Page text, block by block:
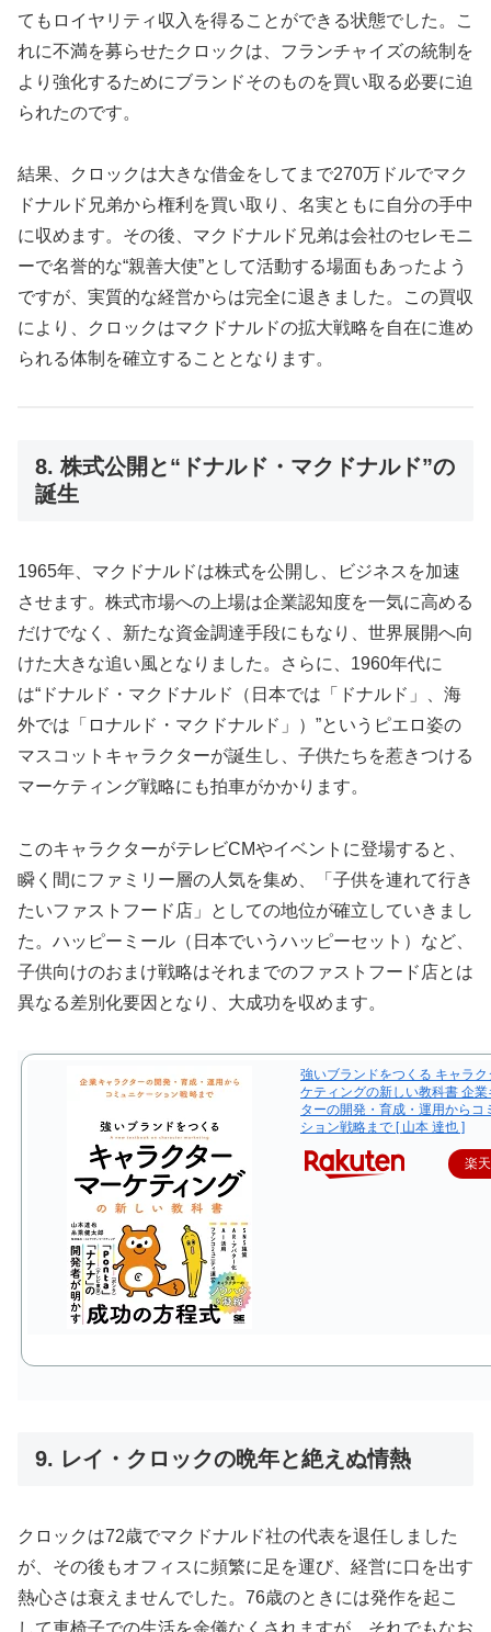
てもロイヤリティ収入を得ることができる状態でした。こ
れに不満を募らせたクロックは、フランチャイズの統制を
より強化するためにブランドそのものを買い取る必要に迫
られたのです。
結果、クロックは大きな借金をしてまで270万ドルでマク
ドナルド兄弟から権利を買い取り、名実ともに自分の手中
に収めます。その後、マクドナルド兄弟は会社のセレモニ
ーで名誉的な“親善大使”として活動する場面もあったよう
ですが、実質的な経営からは完全に退きました。この買収
により、クロックはマクドナルドの拡大戦略を自在に進め
られる体制を確立することとなります。
8. 株式公開と“ドナルド・マクドナルド”の
誕生
1965年、マクドナルドは株式を公開し、ビジネスを加速
させます。株式市場への上場は企業認知度を一気に高める
だけでなく、新たな資金調達手段にもなり、世界展開へ向
けた大きな追い風となりました。さらに、1960年代に
は“ドナルド・マクドナルド（日本では「ドナルド」、海
外では「ロナルド・マクドナルド」）”というピエロ姿の
マスコットキャラクターが誕生し、子供たちを惹きつける
マーケティング戦略にも拍車がかかります。
このキャラクターがテレビCMやイベントに登場すると、
瞬く間にファミリー層の人気を集め、「子供を連れて行き
たいファストフード店」としての地位が確立していきまし
た。ハッピーミール（日本でいうハッピーセット）など、
子供向けのおまけ戦略はそれまでのファストフード店とは
異なる差別化要因となり、大成功を収めます。
強いブランドをつくる キャラ
ケティングの新しい教科書 企
ターの開発・育成・運用からコ
ション戦略まで [ 山本 達也 ]
楽
9. レイ・クロックの晩年と絶えぬ情熱
クロックは72歳でマクドナルド社の代表を退任しました
が、その後もオフィスに頻繁に足を運び、経営に口を出す
熱心さは衰えませんでした。76歳のときには発作を起こ
して車椅子での生活を余儀なくされますが、それでもなお